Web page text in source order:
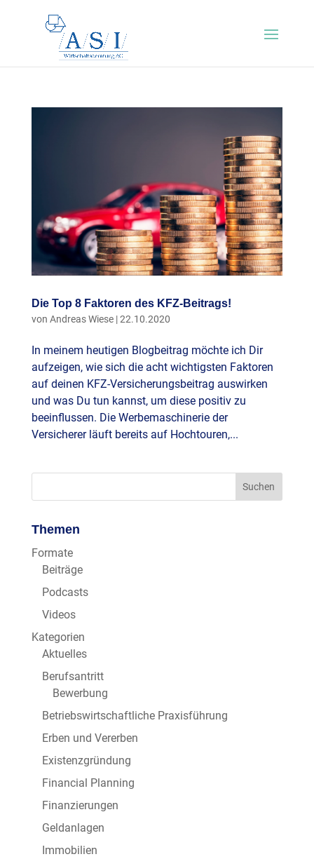
Die Top 8 Faktoren des KFZ-Beitrags!
von Andreas Wiese|22.10.2020
In meinem heutigen Blogbeitrag möchte ich Dir
aufzeigen, wie sich die acht wichtigsten Faktoren
auf deinen KFZ-Versicherungsbeitrag auswirken
und was Du tun kannst, um diese positiv zu
beeinflussen. Die Werbemaschinerie der
Versicherer läuft bereits auf Hochtouren,...
Themen
Formate
Beiträge
Podcasts
Videos
Kategorien
Aktuelles
Berufsantritt
Bewerbung
Betriebswirtschaftliche Praxisführung
Erben und Vererben
Existenzgründung
Financial Planning
Finanzierungen
Geldanlagen
Immobilien